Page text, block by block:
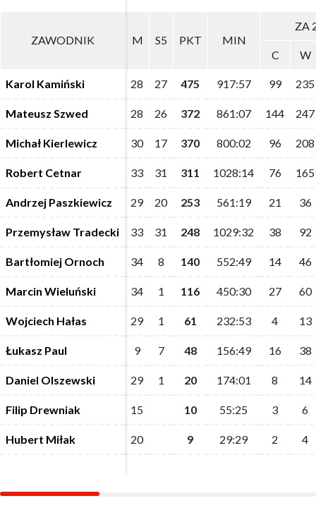
ZAWODNIK M S5 PKT MIN
ZA
C W
Karol Kamiński 28 27 475 917:57 99 235
Mateusz Szwed 28 26 372 861:07 144 247
Michał Kierlewicz 30 17 370 800:02 96 208
Robert Cetnar 33 31 311 1028:14 76 165
Andrzej Paszkiewicz 29 20 253 561:19 21 36
Przemysław Tradecki 33 31 248 1029:32 38 92
Bartłomiej Ornoch 34 8 140 552:49 14 46
Marcin Wieluński 34 1 116 450:30 27 60
Wojciech Hałas 29 1 61 232:53 4 13
Łukasz Paul 9 7 48 156:49 16 38
Daniel Olszewski 29 1 20 174:01 8 14
Filip Drewniak 15 10 55:25 3 6
Hubert Miłak 20 9 29:29 2 4
ZAWODNIK M S5 PKT MIN
ZA
C W
Karol Kamiński 28 27 475 917:57 99 235
Mateusz Szwed 28 26 372 861:07 144 247
Michał Kierlewicz 30 17 370 800:02 96 208
Robert Cetnar 33 31 311 1028:14 76 165
Andrzej Paszkiewicz 29 20 253 561:19 21 36
Przemysław Tradecki 33 31 248 1029:32 38 92
Bartłomiej Ornoch 34 8 140 552:49 14 46
Marcin Wieluński 34 1 116 450:30 27 60
Wojciech Hałas 29 1 61 232:53 4 13
Łukasz Paul 9 7 48 156:49 16 38
Daniel Olszewski 29 1 20 174:01 8 14
Filip Drewniak 15 10 55:25 3 6
Hubert Miłak 20 9 29:29 2 4